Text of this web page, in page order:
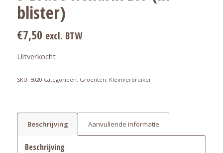
blister)
€7,50 excl. BTW
Uitverkocht
SKU: 5020 Categorieën: Groenten, Kleinverbruiker
Beschrijving Aanvullende informatie
Beschrijving